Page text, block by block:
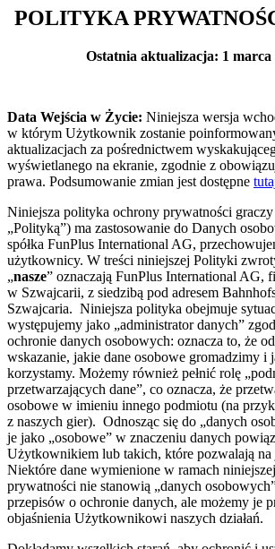
POLITYKA
Ostatnia aktualizacja: 1 marca
Data Wejścia w Życie: Niniejsza wersja
w którym Użytkownik zostanie
aktualizacjach za pośrednictwem
wyświetlanego na ekranie, zgodnie z
prawa. Podsumowanie zmian jest dostępne
Niniejsza polityka ochrony prywatności
„Polityką”) ma zastosowanie do Danych
spółka FunPlus International AG,
użytkownicy. W treści niniejszej Polityki
„nasze” oznaczają FunPlus International AG,
w Szwajcarii, z siedzibą pod adresem
Szwajcaria. Niniejsza polityka obejmuje
występujemy jako „administrator danych”
ochronie danych osobowych: oznacza to, że
wskazanie, jakie dane osobowe gromadzimy i
korzystamy. Możemy również pełnić rolę
przetwarzających dane”, co oznacza, że
osobowe w imieniu innego podmiotu (na
z naszych gier). Odnosząc się do „danych
je jako „osobowe” w znaczeniu danych
Użytkownikiem lub takich, które pozwalają
Niektóre dane wymienione w ramach
prywatności nie stanowią „danych
przepisów o ochronie danych, ale możemy je
objaśnienia Użytkownikowi naszych działań.